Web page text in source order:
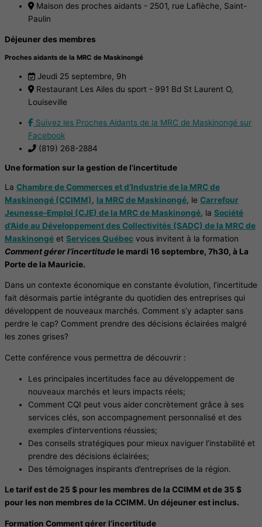
Maison des proches aidants - 2501, rue Laflèche, Saint-
Paulin
Déjeuner des membres
Proches aidants de la MRC de Maskinongé
Jeudi 25 septembre, 9h
Restaurant Les Ailes du sport - 991 Bd St Laurent O,
Louiseville
Suivez les Proches Aidants de la MRC de Maskinongé sur
Facebook
(819) 268-2884
Une formation sur la gestion de l'incertitude
La Chambre de Commerces et d’Industrie de la MRC de
Maskinongé (CCIMM), la MRC de Maskinongé, le Carrefour
Jeunesse-Emploi (CJE) de la MRC de Maskinongé, la Société
d’Aide au Développement des Collectivités (SADC) de la MRC de
Maskinongé et Services Québec vous invitent à la formation
Comment gérer l’incertitude le mardi 16 septembre, 7h30, à La
Porte de la Mauricie.
Dans un contexte économique en constante évolution, l’incertitude
fait désormais partie intégrante du quotidien des entreprises qui
développent de nouveaux marchés. Comment s’y adapter sans
perdre le cap? Comment prendre des décisions éclairées malgré
les zones grises?
Cette conférence vous permettra de découvrir :
Les principales incertitudes face au développement de
nouveaux marchés et leurs impacts réels;
Comment CQI peut vous aider concrètement grâce à ses
services clés, son accompagnement personnalisé et des
exemples d’interventions réussies;
Des conseils stratégiques pour mieux naviguer l’instabilité et
prendre des décisions éclairées;
Des témoignages inspirants d’entreprises de la région.
Le tarif est de 25 $ pour les membres de la CCIMM et de 35 $
pour les non membres de la CCIMM. Un déjeuner est inclus.
Formation Comment gérer l’incertitude